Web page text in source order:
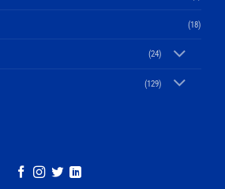
(18)
(24)
(129)